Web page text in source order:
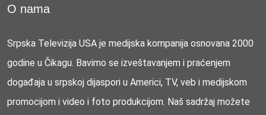
O nama
Srpska Televizija USA je medijska kompanija osnovana 2000
godine u Čikagu. Bavimo se izveštavanjem i praćenjem
događaja u srpskoj dijaspori u Americi, TV, veb i medijskom
promocijom i video i foto produkcijom. Naš sadržaj možete